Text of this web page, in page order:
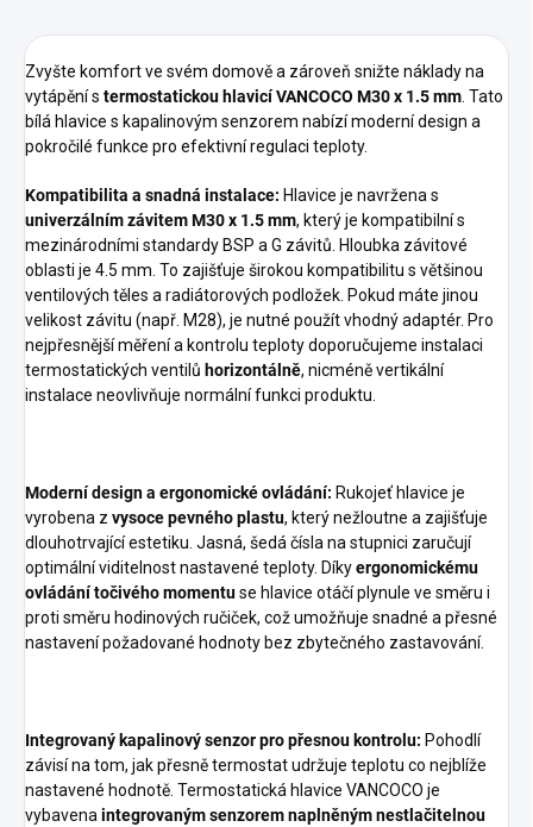
Zvyšte komfort ve svém domově a zároveň snižte náklady na
vytápění s termostatickou hlavicí VANCOCO M30 x 1.5 mm. Tato
bílá hlavice s kapalinovým senzorem nabízí moderní design a
pokročilé funkce pro efektivní regulaci teploty.
Kompatibilita a snadná instalace: Hlavice je navržena s
univerzálním závitem M30 x 1.5 mm, který je kompatibilní s
mezinárodními standardy BSP a G závitů. Hloubka závitové
oblasti je 4.5 mm. To zajišťuje širokou kompatibilitu s většinou
ventilových těles a radiátorových podložek. Pokud máte jinou
velikost závitu (např. M28), je nutné použít vhodný adaptér. Pro
nejpřesnější měření a kontrolu teploty doporučujeme instalaci
termostatických ventilů horizontálně, nicméně vertikální
instalace neovlivňuje normální funkci produktu.
Moderní design a ergonomické ovládání: Rukojeť hlavice je
vyrobena z vysoce pevného plastu, který nežloutne a zajišťuje
dlouhotrvající estetiku. Jasná, šedá čísla na stupnici zaručují
optimální viditelnost nastavené teploty. Díkyergonomickému
ovládání točivého momentuse hlavice otáčí plynule ve směru i
proti směru hodinových ručiček, což umožňuje snadné a přesné
nastavení požadované hodnoty bez zbytečného zastavování.
Integrovaný kapalinový senzor pro přesnou kontrolu: Pohodlí
závisí na tom, jak přesně termostat udržuje teplotu co nejblíže
nastavené hodnotě. Termostatická hlavice VANCOCO je
vybavenaintegrovaným senzorem naplněným nestlačitelnou